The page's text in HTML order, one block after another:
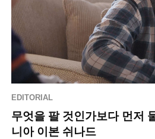
EDITORIAL
무엇을 팔 것인가보다 먼저
니아 이본 쉬나드